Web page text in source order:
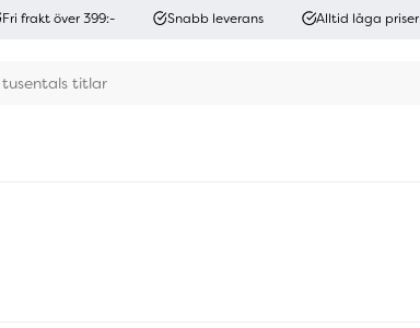
Fri frakt över 399:- Snabb leverans Alltid låga priser